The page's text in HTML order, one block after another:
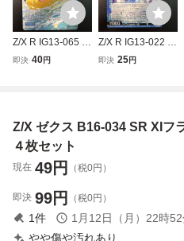
Z/X R IG13-065 烈
夏のXIフラッグス
産】
即決 40円
Z/X R IG13-022 光
彩のXIフラッグス
産】
即決 25円
Z/X ゼクス B16-034 SR XIフ
４枚セット
現在 49円 （税0円）
即決 99円 （税0円）
1件 1月12日（月）22時52
やや傷や汚れあり